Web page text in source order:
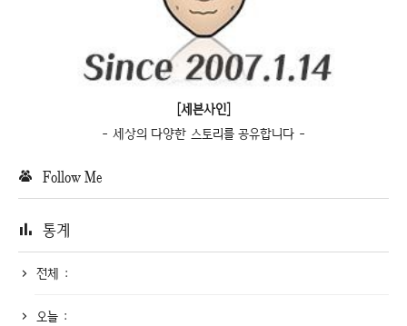
[세븐사인]
- 세상의 다양한 스토리를 공유합니다 -
Follow Me
통계
전체 :
오늘 :